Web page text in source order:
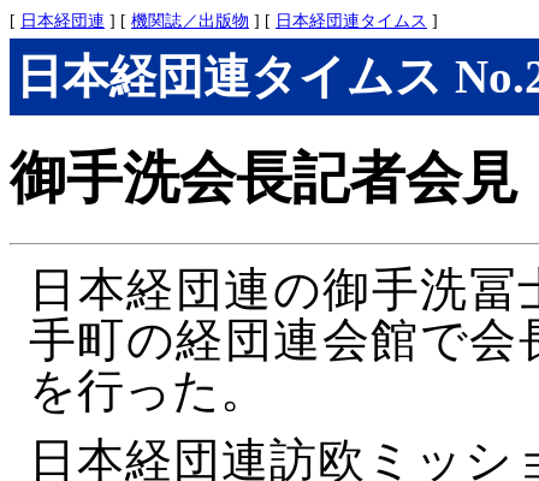
[ 日本経団連 ] [ 機関誌／出版物 ] [ 日本経団連タイムス ]
日本経団連タイムス
御手洗会長記者会見
日本経団連の御手洗
手町の経団連会館で会
を行った。
日本経団連訪欧ミッ